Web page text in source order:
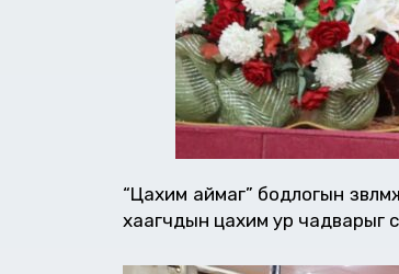
“Цахим аймаг” бодлогын
хаагчдын цахим ур чадварыг